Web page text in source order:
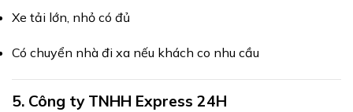
Xe tải lớn, nhỏ có đủ
Có chuyển nhà đi xa nếu khách co nhu cầu
5. Công ty TNHH Express 24H